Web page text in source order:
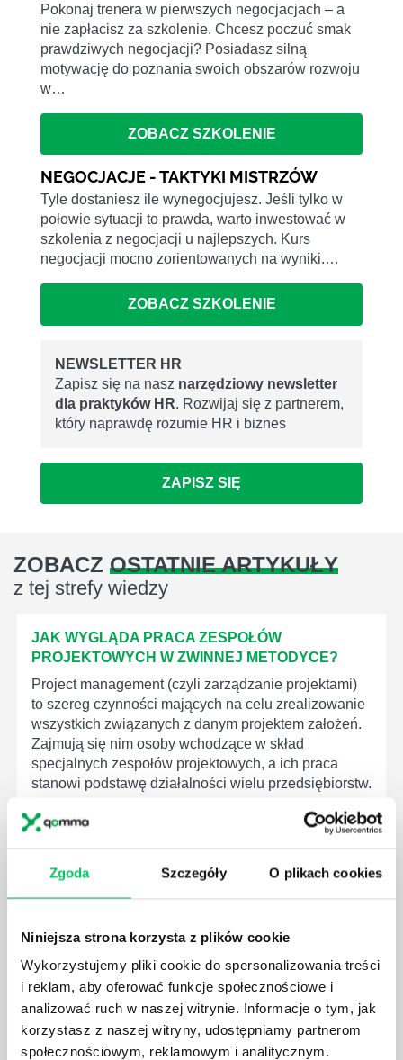
Zgoda Szczegóły O plikach cookies
Niniejsza strona korzysta z plików cookie
Wykorzystujemy pliki cookie do spersonalizowania treści
i reklam, aby oferować funkcje społecznościowe i
analizować ruch w naszej witrynie. Informacje o tym, jak
korzystasz z naszej witryny, udostępniamy partnerom
społecznościowym, reklamowym i analitycznym.
Pokonaj trenera w pierwszych negocjacjach – a
nie zapłacisz za szkolenie. Chcesz poczuć smak
prawdziwych negocjacji? Posiadasz silną
motywację do poznania swoich obszarów rozwoju
w…
ZOBACZ SZKOLENIE
NEGOCJACJE - TAKTYKI MISTRZÓW
Tyle dostaniesz ile wynegocjujesz. Jeśli tylko w
połowie sytuacji to prawda, warto inwestować w
szkolenia z negocjacji u najlepszych. Kurs
negocjacji mocno zorientowanych na wyniki.…
ZOBACZ SZKOLENIE
NEWSLETTER HR
Zapisz się na nasz narzędziowy newsletter
dla praktyków HR. Rozwijaj się z partnerem,
który naprawdę rozumie HR i biznes
ZAPISZ SIĘ
ZOBACZ OSTATNIE ARTYKUŁY
z tej strefy wiedzy
JAK WYGLĄDA PRACA ZESPOŁÓW
PROJEKTOWYCH W ZWINNEJ METODYCE?
Project management (czyli zarządzanie projektami)
to szereg czynności mających na celu zrealizowanie
wszystkich związanych z danym projektem założeń.
Zajmują się nim osoby wchodzące w skład
specjalnych zespołów projektowych, a ich praca
stanowi podstawę działalności wielu przedsiębiorstw.
JAKIE ZADANIA MUSZĄ ZREALIZOWAĆ
mniejszej) firmie pojęcie związane z realizacją
projektów biznesowych. Z pewnością każda osoba
zatrudniona w takim miejscu choć raz się z nim
spotkała.